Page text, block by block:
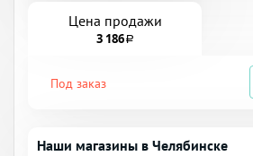
Цена продажи
3 186a
Под заказ
Наши магазины в Челябинске